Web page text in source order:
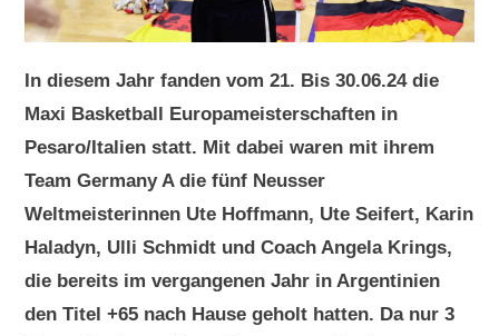
In diesem Jahr fanden vom 21. Bis 30.06.24 die
Maxi Basketball Europameisterschaften in
Pesaro/Italien statt. Mit dabei waren mit ihrem
Team Germany A die fünf Neusser
Weltmeisterinnen Ute Hoffmann, Ute Seifert, Karin
Haladyn, Ulli Schmidt und Coach Angela Krings,
die bereits im vergangenen Jahr in Argentinien
den Titel +65 nach Hause geholt hatten. Da nur 3